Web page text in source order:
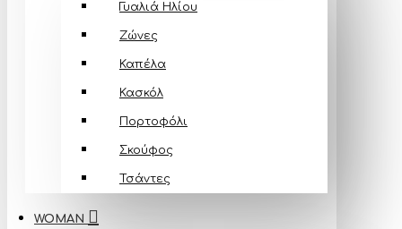
Γυαλιά Ηλίου
Ζώνες
Καπέλα
Κασκόλ
Πορτοφόλι
Σκούφος
Τσάντες
WOMAN